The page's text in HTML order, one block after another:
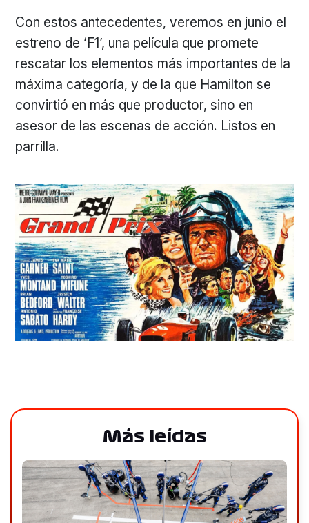
Con estos antecedentes, veremos en junio el
estreno de ‘F1’, una película que promete
rescatar los elementos más importantes de la
máxima categoría, y de la que Hamilton se
convirtió en más que productor, sino en
asesor de las escenas de acción. Listos en
parrilla.
Más leídas